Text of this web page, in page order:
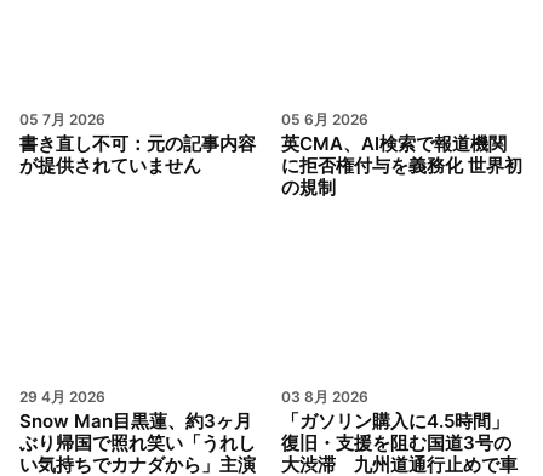
05 7月 2026
書き直し不可：元の記事内容
が提供されていません
05 6月 2026
英CMA、AI検索で報道機関
に拒否権付与を義務化 世界初
の規制
29 4月 2026
Snow Man目黒蓮、約3ヶ月
ぶり帰国で照れ笑い「うれし
い気持ちでカナダから」主演
03 8月 2026
「ガソリン購入に4.5時間」
復旧・支援を阻む国道3号の
大渋滞 九州道通行止めで車